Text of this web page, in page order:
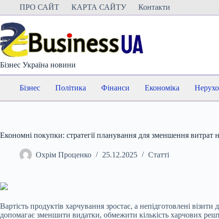
Перейти
вмісту
ПРО САЙТ КАРТА САЙТУ Контакти
Бізнес Україна новини
Бізнес Політика Фінанси Економіка
Економні покупки: стратегії планування для зменшення витрат
Охрім Проценко 25.12.2025 Статті
Вартість продуктів харчування зростає, а непідготовлені
допомагає зменшити видатки, обмежити кількість харчових